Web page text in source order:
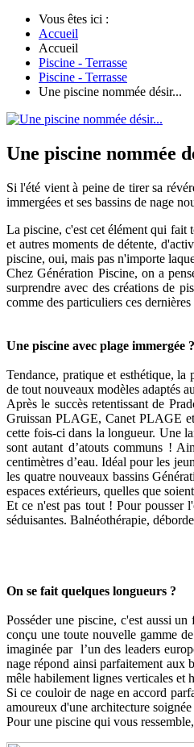
Vous êtes ici :
Accueil
Accueil
Piscine - Terrasse
Piscine - Terrasse
Une piscine nommée désir...
Une piscine nommée
Si l'été vient à peine de tirer sa
immergées et ses bassins de nage
La piscine, c'est cet élément qui fait
et autres moments de détente,
piscine, oui, mais pas n'importe
Chez Génération Piscine, on a
surprendre avec des créations de
comme des particuliers ces
Une piscine avec plage immergée
Tendance, pratique et esthétique,
de tout nouveaux modèles adaptés
Après le succès retentissant de
Gruissan PLAGE, Canet PLAGE
cette fois-ci dans la longueur. Une
sont autant d’atouts communs !
centimètres d’eau. Idéal pour les
les quatre nouveaux bassins
espaces extérieurs, quelles que
Et ce n'est pas tout ! Pour pousser
séduisantes. Balnéothérapie,
On se fait quelques longueurs ?
Posséder une piscine, c'est aussi
conçu une toute nouvelle gamme
imaginée par l’un des leaders
nage répond ainsi parfaitement aux
mêle habilement lignes verticales et
Si ce couloir de nage en accord
amoureux d'une architecture
Pour une piscine qui vous